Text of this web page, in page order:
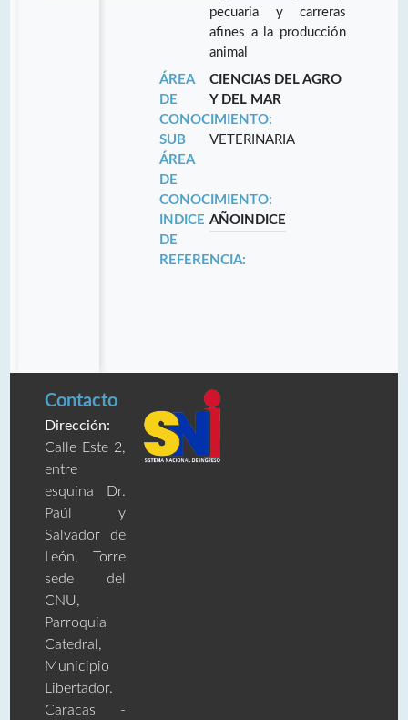
pecuaria y carreras
afines a la producción
animal
ÁREA
DE
CONOCIMIENTO:
CIENCIAS DEL AGRO
Y DEL MAR
SUB
ÁREA
DE
CONOCIMIENTO:
VETERINARIA
INDICE
DE
REFERENCIA:
AÑO INDICE
Contacto
Dirección:
Calle Este 2,
entre
esquina Dr.
Paúl y
Salvador de
León, Torre
sede del
CNU,
Parroquia
Catedral,
Municipio
Libertador.
Caracas -